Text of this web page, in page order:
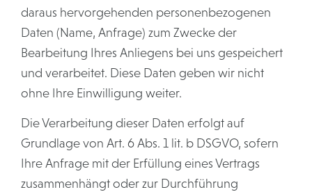
daraus hervorgehenden personenbezogenen
Daten (Name, Anfrage) zum Zwecke der
Bearbeitung Ihres Anliegens bei uns gespeichert
und verarbeitet. Diese Daten geben wir nicht
ohne Ihre Einwilligung weiter.
Die Verarbeitung dieser Daten erfolgt auf
Grundlage von Art. 6 Abs. 1 lit. b DSGVO, sofern
Ihre Anfrage mit der Erfüllung eines Vertrags
zusammenhängt oder zur Durchführung